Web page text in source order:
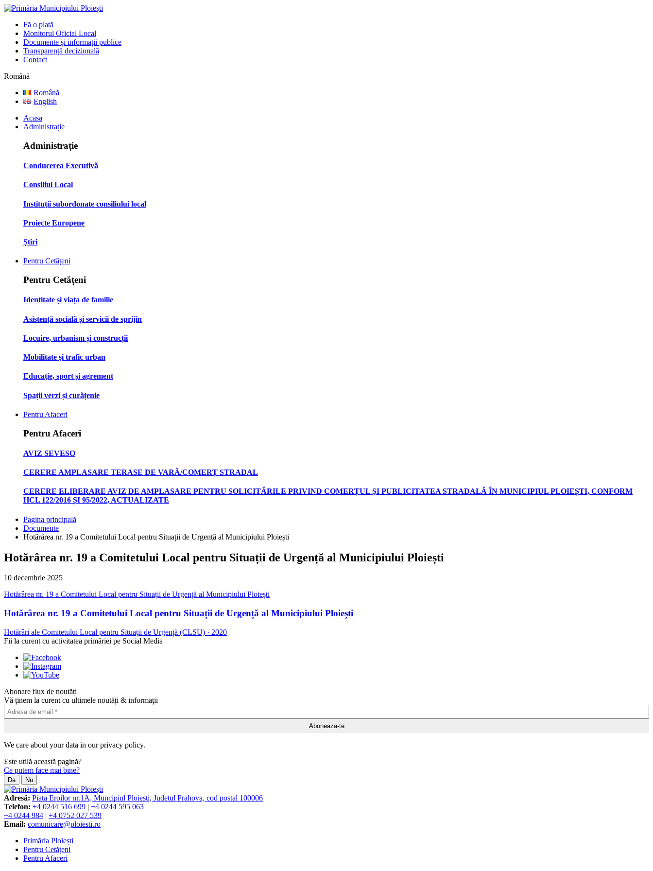
Fă o plată
Monitorul Oficial Local
Documente și informații publice
Transparență decizională
Contact
Română
Română
English
Acasa
Administrație
Administrație
Conducerea Executivă
Consiliul Local
Instituții subordonate consiliului local
Proiecte Europene
Știri
Pentru Cetățeni
Pentru Cetățeni
Identitate și viața de familie
Asistență socială și servicii de sprijin
Locuire, urbanism și construcții
Mobilitate și trafic urban
Educație, sport și agrement
Spații verzi și curățenie
Pentru Afaceri
Pentru Afaceri
AVIZ SEVESO
CERERE AMPLASARE TERASE DE VARĂ/COMERȚ STRADAL
CERERE ELIBERARE AVIZ DE AMPLASARE PENTRU SOLICITĂRILE PRIVIND COMERȚUL ȘI PUBLICITATEA STRADALĂ ÎN MUNICIPIUL PLOIEȘTI, CONFORM
HCL 122/2016 ȘI 95/2022, ACTUALIZATE
Pagina principală
Documente
Hotărârea nr. 19 a Comitetului Local pentru Situații de Urgență al Municipiului Ploiești
Hotărârea nr. 19 a Comitetului Local pentru Situații de Urgență al Municipiului Ploiești
10 decembrie 2025
Hotărârea nr. 19 a Comitetului Local pentru Situații de Urgență al Municipiului Ploiești
Hotărârea nr. 19 a Comitetului Local pentru Situații de Urgență al Municipiului Ploiești
Hotărâri ale Comitetului Local pentru Situații de Urgență (CLSU) · 2020
Fii la curent cu activitatea primăriei pe Social Media
Abonare flux de noutăți
Vă ținem la curent cu ultimele noutăți & informații
We care about your data in our privacy policy.
Este utilă această pagină?
Ce putem face mai bine?
Da Nu
Adresă: Piata Eroilor nr.1A, Muncipiul Ploiesti, Judetul Prahova, cod postal 100006
Telefon: +4 0244 516 699 | +4 0244 595 063
+4 0244 984 | +4 0752 027 539
Email: comunicare@ploiesti.ro
Primăria Ploiești
Pentru Cetățeni
Pentru Afaceri